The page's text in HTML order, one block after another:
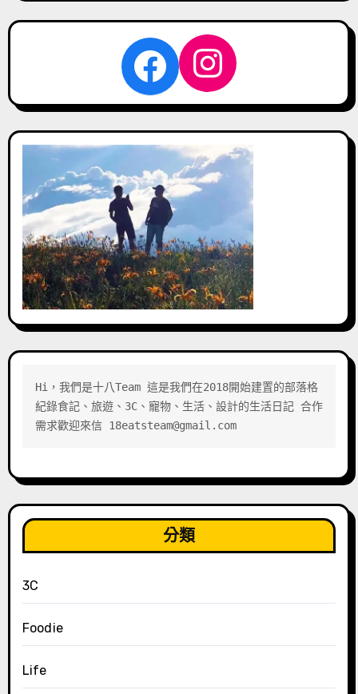
Facebook
Hi，我們是十八Team 這是我們在2018開始建置的部落格
紀錄食記、旅遊、3C、寵物、生活、設計的生活日記 合作
需求歡迎來信 18eatsteam@gmail.com
分類
3C
Foodie
Life